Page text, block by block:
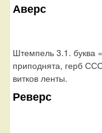
Аверс
Штемпель 3.1. буква
приподнята, герб
витков ленты.
Реверс